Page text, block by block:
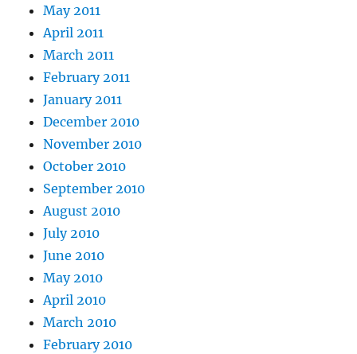
May 2011
April 2011
March 2011
February 2011
January 2011
December 2010
November 2010
October 2010
September 2010
August 2010
July 2010
June 2010
May 2010
April 2010
March 2010
February 2010